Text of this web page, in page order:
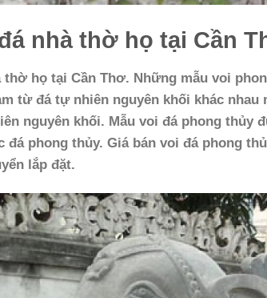
nhà thờ họ tại Cần
thờ họ tại Cần Thơ. Những mẫu voi
từ đá tự nhiên nguyên khối khác nhau
nguyên khối. Mẫu voi đá phong thủy
đá phong thủy. Giá bán voi đá phong
lắp đặt.